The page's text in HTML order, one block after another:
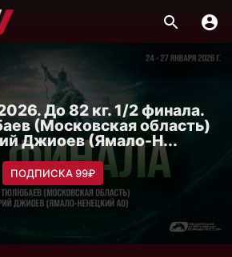
До 82 кг. 1/2 финала.
(Московская область)
Джиоев (Ямало-Н...
ПОДПИСКА 99₽